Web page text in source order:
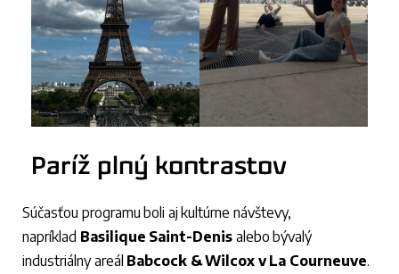
Paríž plný kontrastov
Súčasťou programu boli aj kultúrne návštevy,
napríklad Basilique Saint-Denis alebo bývalý
industriálny areál Babcock & Wilcox v La Courneuve.